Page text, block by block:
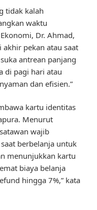
tidak kalah
waktu
Dr. Ahmad,
pekan atau saat
antrean panjang
di pagi hari atau
dan efisien.”
kartu identitas
Menurut
wajib
berbelanja untuk
menunjukkan kartu
biaya belanja
hingga 7%,” kata